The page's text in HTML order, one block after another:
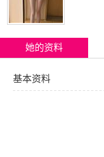
她的资料
基本资料